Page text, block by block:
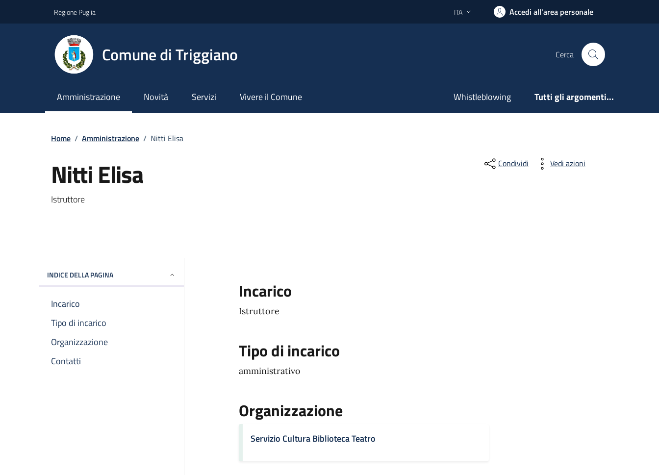
Regione Puglia Lingua attiva:
ITA Accedi all'area personale
Comune di Triggiano Cerca
Amministrazione Novità Servizi Vivere il Comune Whistleblowing Tutti gli argomenti...
Home / Amministrazione / Nitti Elisa
Nitti Elisa
Dettagli del documento
Istruttore
Condividi Vedi azioni
INDICE DELLA PAGINA
Incarico
Tipo di incarico
Organizzazione
Contatti
Incarico
Istruttore
Tipo di incarico
amministrativo
Organizzazione
Servizio Cultura Biblioteca Teatro